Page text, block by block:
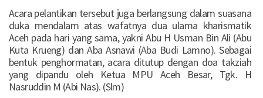
Acara pelantikan tersebut juga berlangsung dalam suasana
duka mendalam atas wafatnya dua ulama kharismatik
Aceh pada hari yang sama, yakni Abu H Usman Bin Ali (Abu
Kuta Krueng) dan Aba Asnawi (Aba Budi Lamno). Sebagai
bentuk penghormatan, acara ditutup dengan doa takziah
yang dipandu oleh Ketua MPU Aceh Besar, Tgk. H
Nasruddin M (Abi Nas). (Slm)